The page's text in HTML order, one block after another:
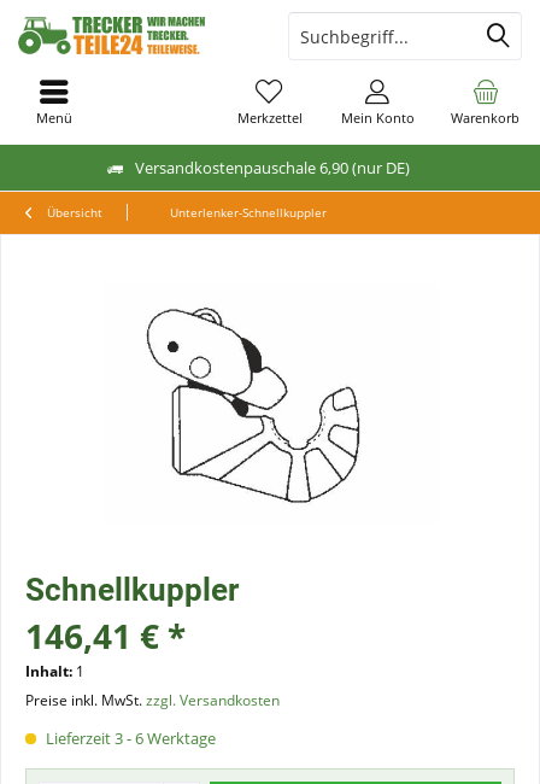
Versandkostenpauschale 6,90 (nur DE)
Warenkorb
Merkzettel Mein Konto
Menü
Übersicht Unterlenker-Schnellkuppler
Schnellkuppler
146,41 € *
Inhalt: 1
Preise inkl. MwSt.zzgl. Versandkosten
Lieferzeit 3 - 6 Werktage